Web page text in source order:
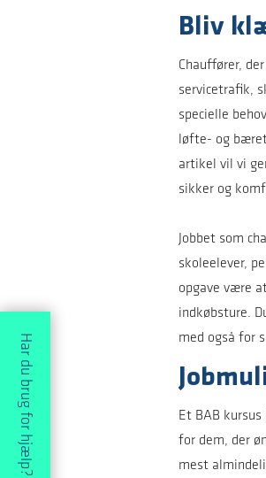
Bliv
Chauffører,
servicetrafik,
specielle
løfte- og
artikel vil vi
sikker og
Jobbet som
skoleelever,
opgave være
indkøbsture.
med også for
Et BAB
for dem, der
mest
Har du brug for hjælp?